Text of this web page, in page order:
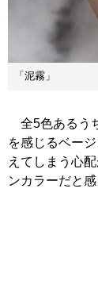
「泥霧」
全5色あるう
を感じるベー
えてしまう心
ンカラーだと感